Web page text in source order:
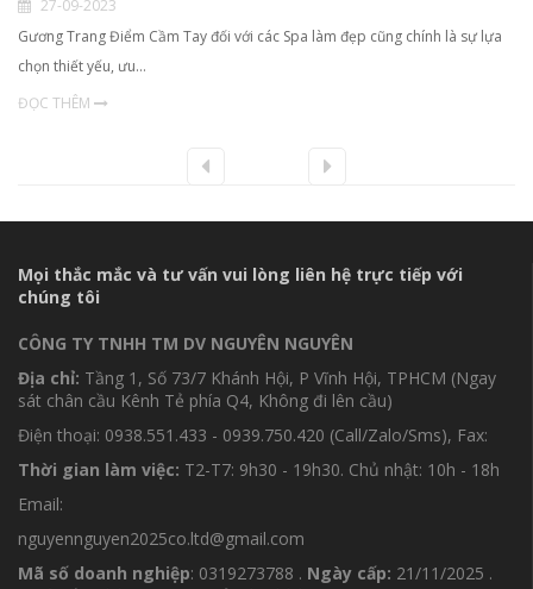
27-09-2023
Gương Trang Điểm Cầm Tay đối với các Spa làm đẹp cũng chính là sự lựa
chọn thiết yếu, ưu…
ĐỌC THÊM
Mọi thắc mắc và tư vấn vui lòng liên hệ trực tiếp với
chúng tôi
CÔNG TY TNHH TM DV NGUYÊN NGUYÊN
Địa chỉ: Tầng 1, Số 73/7 Khánh Hội, P Vĩnh Hội, TPHCM (Ngay
sát chân cầu Kênh Tẻ phía Q4, Không đi lên cầu)
Điện thoại: 0938.551.433 - 0939.750.420 (Call/Zalo/Sms), Fax:
Thời gian làm việc: T2-T7: 9h30 - 19h30. Chủ nhật: 10h - 18h
Email:
nguyennguyen2025co.ltd@gmail.com
Mã số doanh nghiệp: 0319273788 . Ngày cấp: 21/11/2025 .